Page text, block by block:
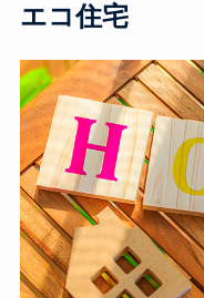
エコ住宅